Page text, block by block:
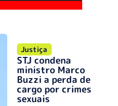
Justiça
STJ condena
ministro Marco
Buzzi a perda de
cargo por crimes
sexuais